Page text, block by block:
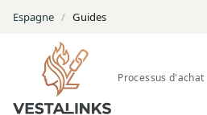
Espagne / Guides
Processus d'achat